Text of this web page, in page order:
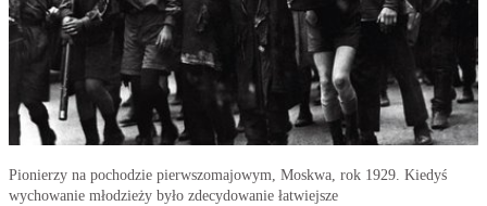
Pionierzy na pochodzie pierwszomajowym, Moskwa, rok 1929. Kiedyś
wychowanie młodzieży było zdecydowanie łatwiejsze